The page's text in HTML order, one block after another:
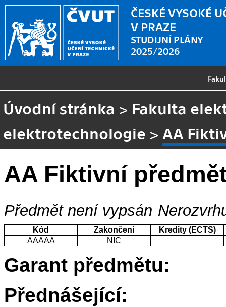
ČESKÉ VYSOKÉ
V PRAZE
STUDIJNÍ PLÁNY
2025/2026
Úvodní stránka > Fakulta
elektrotechnologie > AA
AA Fiktivní
Předmět není vypsán
Kód Zakončení
Kredity (ECTS)
AAAAA
NIC
Garant předmětu:
Přednášející: